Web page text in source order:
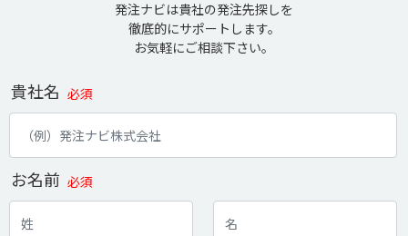
発注ナビは貴社の発注先探しを
徹底的にサポートします。
お気軽にご相談下さい。
貴社名 必須
お名前 必須